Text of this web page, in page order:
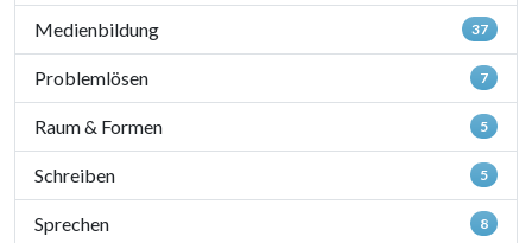
Medienbildung 37
Problemlösen 7
Raum & Formen 5
Schreiben 5
Sprechen 8